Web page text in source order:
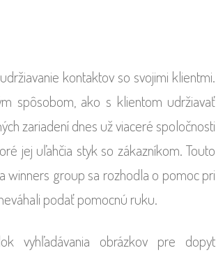
kontaktov so svojimi klientmi.
spôsobom, ako s klientom udržiavať
zariadení dnes už viaceré spoločnosti
jej uľahčia styk so zákazníkom. Touto
winners group sa rozhodla o pomoc pri
podať pomocnú ruku.